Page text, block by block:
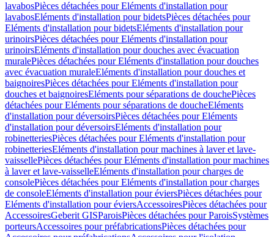
lavabosPièces détachées pour Eléments d'installation pour
lavabosEléments d'installation pour bidetsPièces détachées pour
Eléments d'installation pour bidetsEléments d'installation pour
urinoirsPièces détachées pour Eléments d'installation pour
urinoirsEléments d'installation pour douches avec évacuation
muralePièces détachées pour Eléments d'installation pour douches
avec évacuation muraleEléments d'installation pour douches et
baignoiresPièces détachées pour Eléments d'installation pour
douches et baignoiresEléments pour séparations de douchePièces
détachées pour Eléments pour séparations de doucheEléments
d'installation pour déversoirsPièces détachées pour Eléments
d'installation pour déversoirsEléments d'installation pour
robinetteriesPièces détachées pour Eléments d'installation pour
robinetteriesEléments d'installation pour machines à laver et lave-
vaissellePièces détachées pour Eléments d'installation pour machines
à laver et lave-vaisselleEléments d'installation pour charges de
consolePièces détachées pour Eléments d'installation pour charges
de consoleEléments d'installation pour éviersPièces détachées pour
Eléments d'installation pour éviersAccessoiresPièces détachées pour
AccessoiresGeberit GISParoisPièces détachées pour ParoisSystèmes
porteursAccessoires pour préfabricationsPièces détachées pour